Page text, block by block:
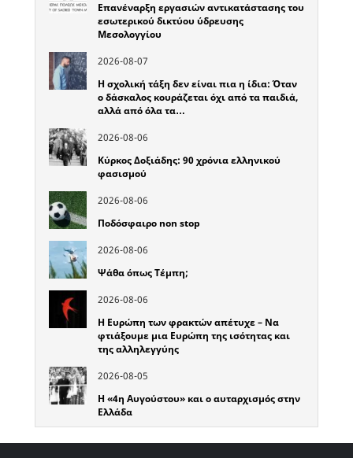
Επανέναρξη εργασιών αντικατάστασης του
εσωτερικού δικτύου ύδρευσης
Μεσολογγίου
2026-08-07
Η σχολική τάξη δεν είναι πια η ίδια: Όταν
ο δάσκαλος κουράζεται όχι από τα παιδιά,
αλλά από όλα τα…
2026-08-06
Κύρκος Δοξιάδης: 90 χρόνια ελληνικού
φασισμού
2026-08-06
Ποδόσφαιρο non stop
2026-08-06
Ψάθα όπως Τέμπη;
2026-08-06
Η Ευρώπη των φρακτών απέτυχε – Να
φτιάξουμε μια Ευρώπη της ισότητας και
της αλληλεγγύης
2026-08-05
Η «4η Αυγούστου» και ο αυταρχισμός στην
Ελλάδα